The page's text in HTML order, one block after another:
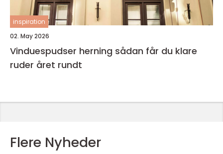
inspiration
02. May 2026
Vinduespudser herning sådan får du klare
ruder året rundt
Flere Nyheder